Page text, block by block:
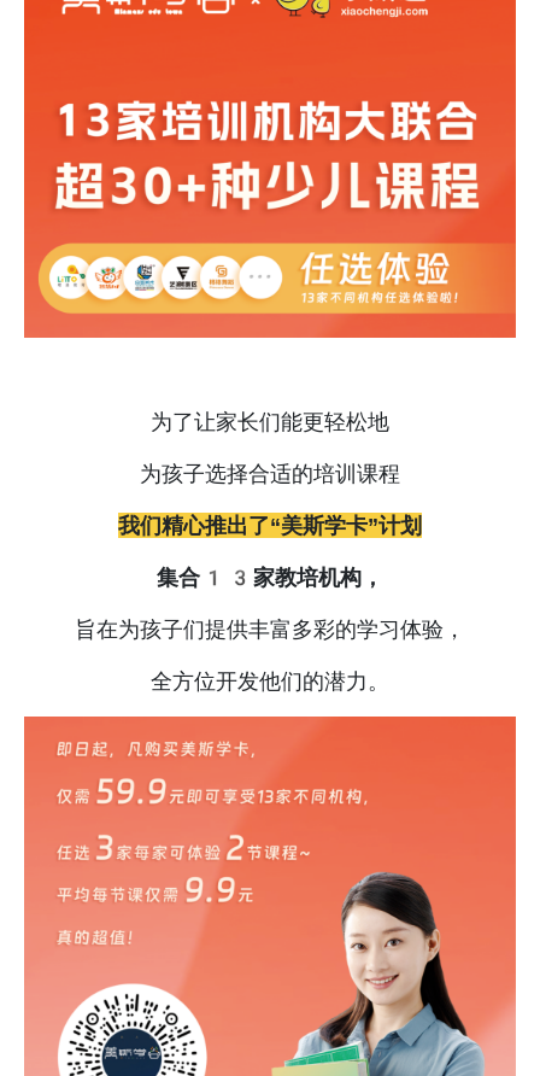
为了让家长们能更轻松地
为孩子选择合适的培训课程
我们精心推出了“美斯学卡”计划
集合13家教培机构，
旨在为孩子们提供丰富多彩的学习体验，
全方位开发他们的潜力。